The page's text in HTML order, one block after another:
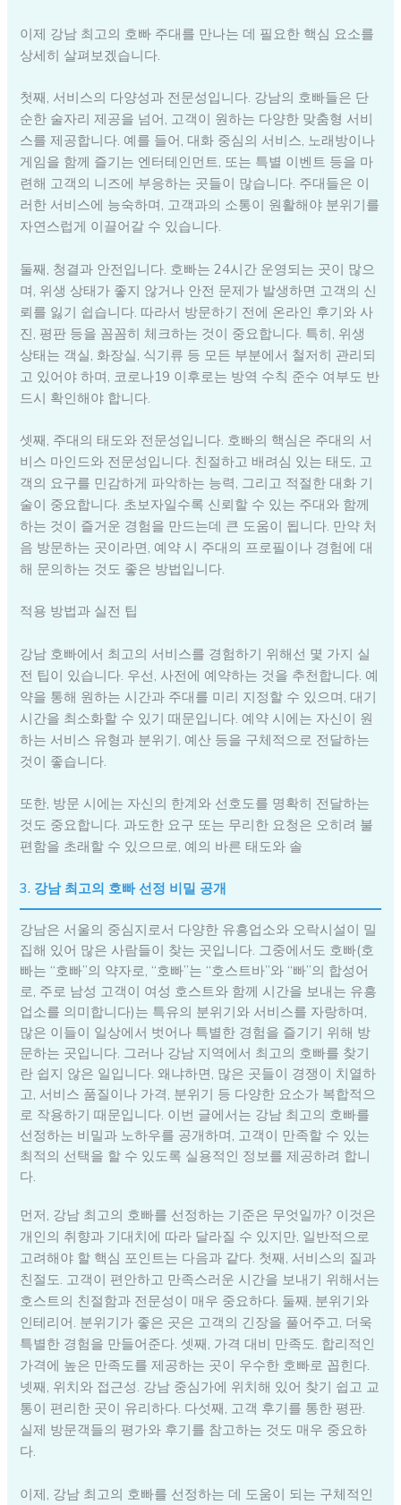
이제 강남 최고의 호빠 주대를 만나는 데 필요한 핵심 요소를
상세히 살펴보겠습니다.
첫째, 서비스의 다양성과 전문성입니다. 강남의 호빠들은 단
순한 술자리 제공을 넘어, 고객이 원하는 다양한 맞춤형 서비
스를 제공합니다. 예를 들어, 대화 중심의 서비스, 노래방이나
게임을 함께 즐기는 엔터테인먼트, 또는 특별 이벤트 등을 마
련해 고객의 니즈에 부응하는 곳들이 많습니다. 주대들은 이
러한 서비스에 능숙하며, 고객과의 소통이 원활해야 분위기를
자연스럽게 이끌어갈 수 있습니다.
둘째, 청결과 안전입니다. 호빠는 24시간 운영되는 곳이 많으
며, 위생 상태가 좋지 않거나 안전 문제가 발생하면 고객의 신
뢰를 잃기 쉽습니다. 따라서 방문하기 전에 온라인 후기와 사
진, 평판 등을 꼼꼼히 체크하는 것이 중요합니다. 특히, 위생
상태는 객실, 화장실, 식기류 등 모든 부분에서 철저히 관리되
고 있어야 하며, 코로나19 이후로는 방역 수칙 준수 여부도 반
드시 확인해야 합니다.
셋째, 주대의 태도와 전문성입니다. 호빠의 핵심은 주대의 서
비스 마인드와 전문성입니다. 친절하고 배려심 있는 태도, 고
객의 요구를 민감하게 파악하는 능력, 그리고 적절한 대화 기
술이 중요합니다. 초보자일수록 신뢰할 수 있는 주대와 함께
하는 것이 즐거운 경험을 만드는데 큰 도움이 됩니다. 만약 처
음 방문하는 곳이라면, 예약 시 주대의 프로필이나 경험에 대
해 문의하는 것도 좋은 방법입니다.
적용 방법과 실전 팁
강남 호빠에서 최고의 서비스를 경험하기 위해선 몇 가지 실
전 팁이 있습니다. 우선, 사전에 예약하는 것을 추천합니다. 예
약을 통해 원하는 시간과 주대를 미리 지정할 수 있으며, 대기
시간을 최소화할 수 있기 때문입니다. 예약 시에는 자신이 원
하는 서비스 유형과 분위기, 예산 등을 구체적으로 전달하는
것이 좋습니다.
또한, 방문 시에는 자신의 한계와 선호도를 명확히 전달하는
것도 중요합니다. 과도한 요구 또는 무리한 요청은 오히려 불
편함을 초래할 수 있으므로, 예의 바른 태도와 솔
3. 강남 최고의 호빠 선정 비밀 공개
강남은 서울의 중심지로서 다양한 유흥업소와 오락시설이 밀
집해 있어 많은 사람들이 찾는 곳입니다. 그중에서도 호빠(호
빠는 “호빠”의 약자로, “호빠”는 “호스트바”와 “빠”의 합성어
로, 주로 남성 고객이 여성 호스트와 함께 시간을 보내는 유흥
업소를 의미합니다)는 특유의 분위기와 서비스를 자랑하며,
많은 이들이 일상에서 벗어나 특별한 경험을 즐기기 위해 방
문하는 곳입니다. 그러나 강남 지역에서 최고의 호빠를 찾기
란 쉽지 않은 일입니다. 왜냐하면, 많은 곳들이 경쟁이 치열하
고, 서비스 품질이나 가격, 분위기 등 다양한 요소가 복합적으
로 작용하기 때문입니다. 이번 글에서는 강남 최고의 호빠를
선정하는 비밀과 노하우를 공개하며, 고객이 만족할 수 있는
최적의 선택을 할 수 있도록 실용적인 정보를 제공하려 합니
다.
먼저, 강남 최고의 호빠를 선정하는 기준은 무엇일까? 이것은
개인의 취향과 기대치에 따라 달라질 수 있지만, 일반적으로
고려해야 할 핵심 포인트는 다음과 같다. 첫째, 서비스의 질과
친절도. 고객이 편안하고 만족스러운 시간을 보내기 위해서는
호스트의 친절함과 전문성이 매우 중요하다. 둘째, 분위기와
인테리어. 분위기가 좋은 곳은 고객의 긴장을 풀어주고, 더욱
특별한 경험을 만들어준다. 셋째, 가격 대비 만족도. 합리적인
가격에 높은 만족도를 제공하는 곳이 우수한 호빠로 꼽힌다.
넷째, 위치와 접근성. 강남 중심가에 위치해 있어 찾기 쉽고 교
통이 편리한 곳이 유리하다. 다섯째, 고객 후기를 통한 평판.
실제 방문객들의 평가와 후기를 참고하는 것도 매우 중요하
다.
이제, 강남 최고의 호빠를 선정하는 데 도움이 되는 구체적인